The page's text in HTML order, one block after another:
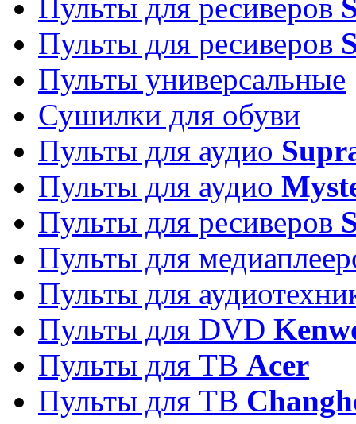
Пульты для ресиверов
Пульты для ресиверов
Пульты универсальные
Сушилки для обуви
Пульты для аудио
Пульты для аудио
Пульты для ресиверов
Пульты для
Пульты для
Пульты для DVD
Пульты для ТВ Acer
Пульты для ТВ